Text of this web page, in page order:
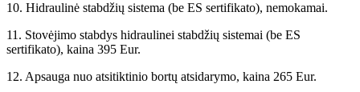
10. Hidraulinė stabdžių sistema (be ES sertifikato), nemokamai.
11. Stovėjimo stabdys hidraulinei stabdžių sistemai (be ES
sertifikato), kaina 395 Eur.
12. Apsauga nuo atsitiktinio bortų atsidarymo, kaina 265 Eur.